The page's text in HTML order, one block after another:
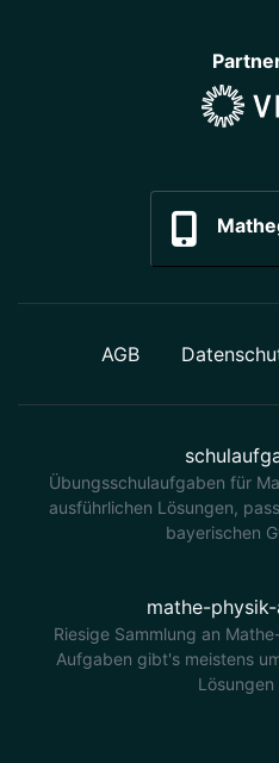
AGB
Übungsschulaufgaben für
ausführlichen Lösungen,
bayerischen
mathe-
Riesige Sammlung an
Aufgaben gibt's meistens